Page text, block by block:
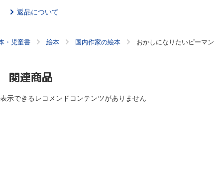
返品について
・児童書 絵本 国内作家の絵本 おかしになりたいピーマン
関連商品
表示できるレコメンドコンテンツがありません